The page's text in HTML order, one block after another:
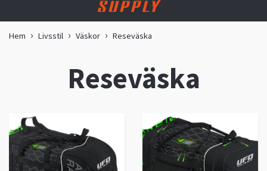
Hem Livsstil Väskor Reseväska
Reseväska